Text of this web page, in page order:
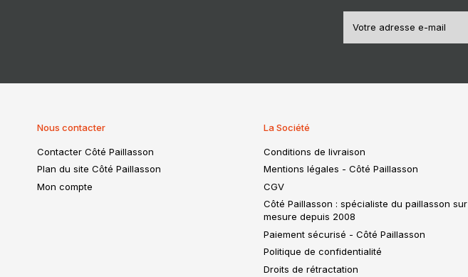
Nous contacter
Contacter Côté Paillasson
Plan du site Côté Paillasson
Mon compte
La Société
Conditions de livraison
Mentions légales - Côté Paillasson
CGV
Côté Paillasson : spécialiste du paillasson sur
mesure depuis 2008
Paiement sécurisé - Côté Paillasson
Politique de confidentialité
Droits de rétractation